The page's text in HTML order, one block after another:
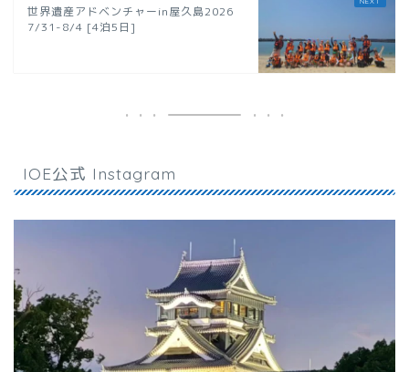
世界遺産アドベンチャーin屋久島2026
7/31-8/4 [4泊5日]
IOE公式 Instagram